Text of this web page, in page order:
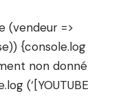
(vendeur =>
{console.log
non donné
(‘[YOUTUBE